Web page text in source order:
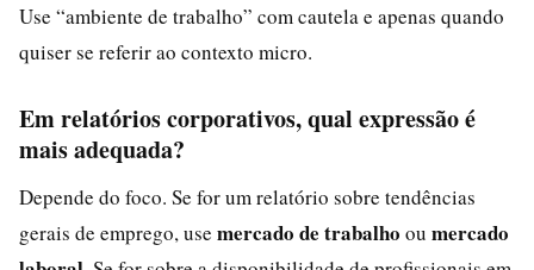
Use “ambiente de trabalho” com cautela e apenas quando
quiser se referir ao contexto micro.
Em relatórios corporativos, qual expressão é
mais adequada?
Depende do foco. Se for um relatório sobre tendências
gerais de emprego, use mercado de trabalho ou mercado